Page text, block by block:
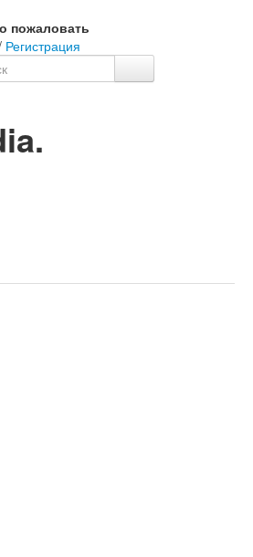
пожаловать
Регистрация